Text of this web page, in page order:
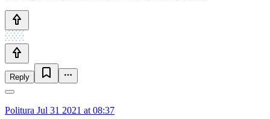
Reply
Politura Jul 31 2021 at 08:37